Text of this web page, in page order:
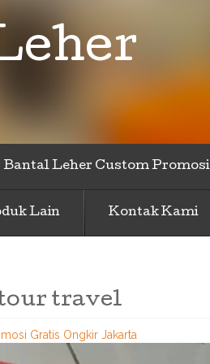
Bantal Leher Custom Promosi
Lain Kontak Kami
travel
Gratis Ongkir Jakarta